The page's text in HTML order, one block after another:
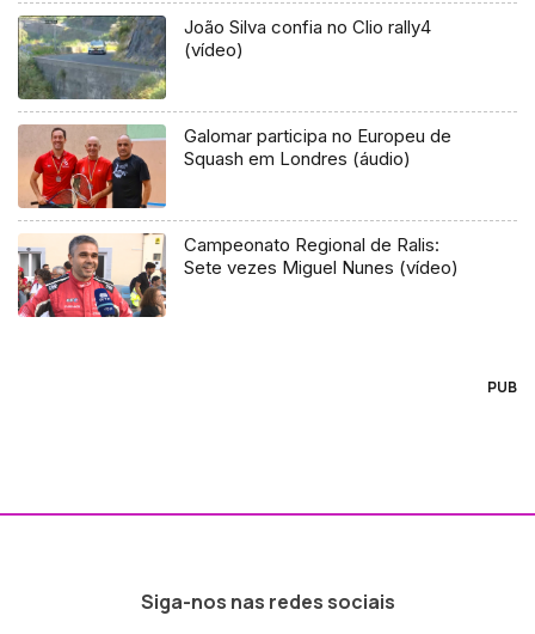
João Silva confia no Clio rally4
(vídeo)
Galomar participa no Europeu de
Squash em Londres (áudio)
Campeonato Regional de Ralis:
Sete vezes Miguel Nunes (vídeo)
PUB
Siga-nos nas redes sociais